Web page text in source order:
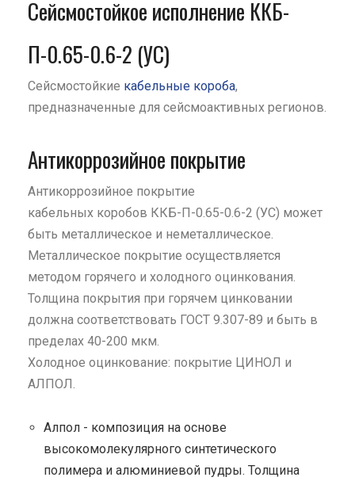
Сейсмостойкое исполнение ККБ-
П-0.65-0.6-2 (УС)
Сейсмостойкие кабельные короба,
предназначенные для сейсмоактивных регионов.
Антикоррозийное покрытие
Антикоррозийное покрытие
кабельных коробов ККБ-П-0.65-0.6-2 (УС) может
быть металлическое и неметаллическое.
Металлическое покрытие осуществляется
методом горячего и холодного оцинкования.
Толщина покрытия при горячем цинковании
должна соответствовать ГОСТ 9.307-89 и быть в
пределах 40-200 мкм.
Холодное оцинкование: покрытие ЦИНОЛ и
АЛПОЛ.
Алпол - композиция на основе
высокомолекулярного синтетического
полимера и алюминиевой пудры. Толщина